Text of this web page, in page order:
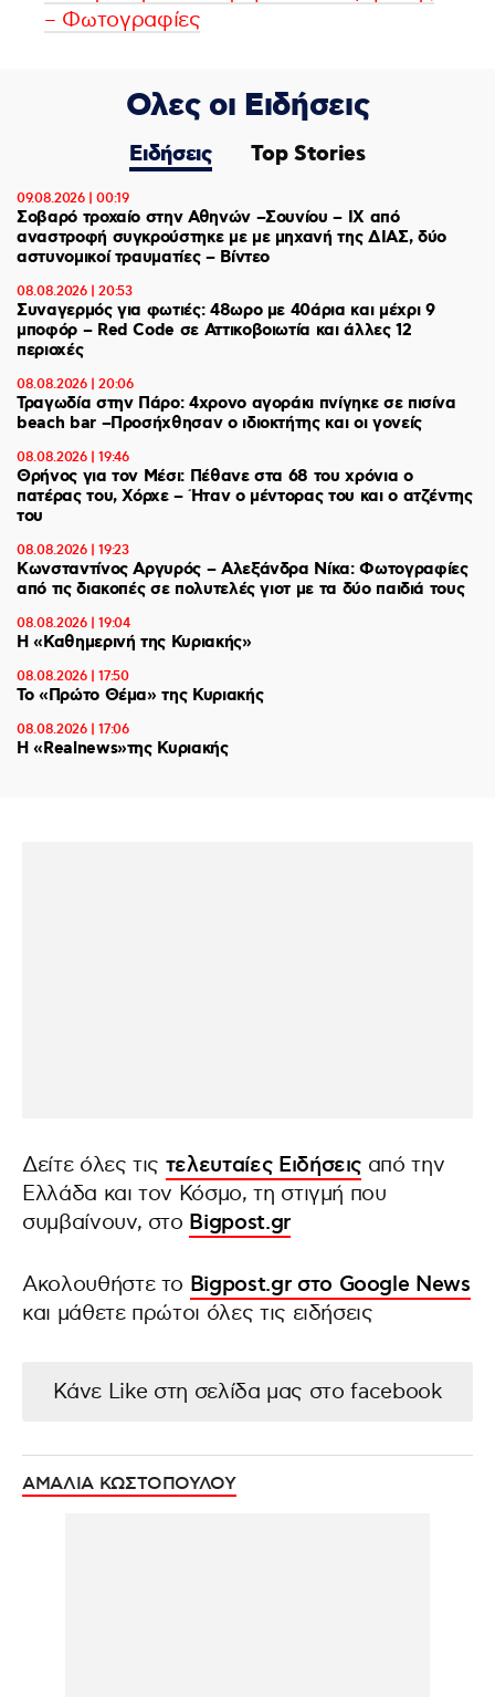
– Φωτογραφίες
Ολες οι Ειδήσεις
Ειδήσεις Top Stories
09.08.2026 | 00:19
Σοβαρό τροχαίο στην Αθηνών –Σουνίου – ΙΧ από
αναστροφή συγκρούστηκε με με μηχανή της ΔΙΑΣ, δύο
αστυνομικοί τραυματίες – Βίντεο
08.08.2026 | 20:53
Συναγερμός για φωτιές: 48ωρο με 40άρια και μέχρι 9
μποφόρ – Red Code σε Αττικοβοιωτία και άλλες 12
περιοχές
08.08.2026 | 20:06
Τραγωδία στην Πάρο: 4χρονο αγοράκι πνίγηκε σε πισίνα
beach bar –Προσήχθησαν ο ιδιοκτήτης και οι γονείς
08.08.2026 | 19:46
Θρήνος για τον Μέσι: Πέθανε στα 68 του χρόνια ο
πατέρας του, Χόρχε – Ήταν ο μέντορας του και ο ατζέντης
του
08.08.2026 | 19:23
Κωνσταντίνος Αργυρός – Αλεξάνδρα Νίκα: Φωτογραφίες
από τις διακοπές σε πολυτελές γιοτ με τα δύο παιδιά τους
08.08.2026 | 19:04
H «Καθημερινή της Κυριακής»
08.08.2026 | 17:50
Το «Πρώτο Θέμα» της Κυριακής
08.08.2026 | 17:06
Η «Realnews»της Κυριακής
Δείτε όλες τις τελευταίες Ειδήσεις από την
Ελλάδα και τον Κόσμο, τη στιγμή που
συμβαίνουν, στο Bigpost.gr
Ακολουθήστε το Bigpost.gr στο Google News
και μάθετε πρώτοι όλες τις ειδήσεις
Κάνε Like στη σελίδα μας στο facebook
ΑΜΑΛΙΑ ΚΩΣΤΟΠΟΥΛΟΥ